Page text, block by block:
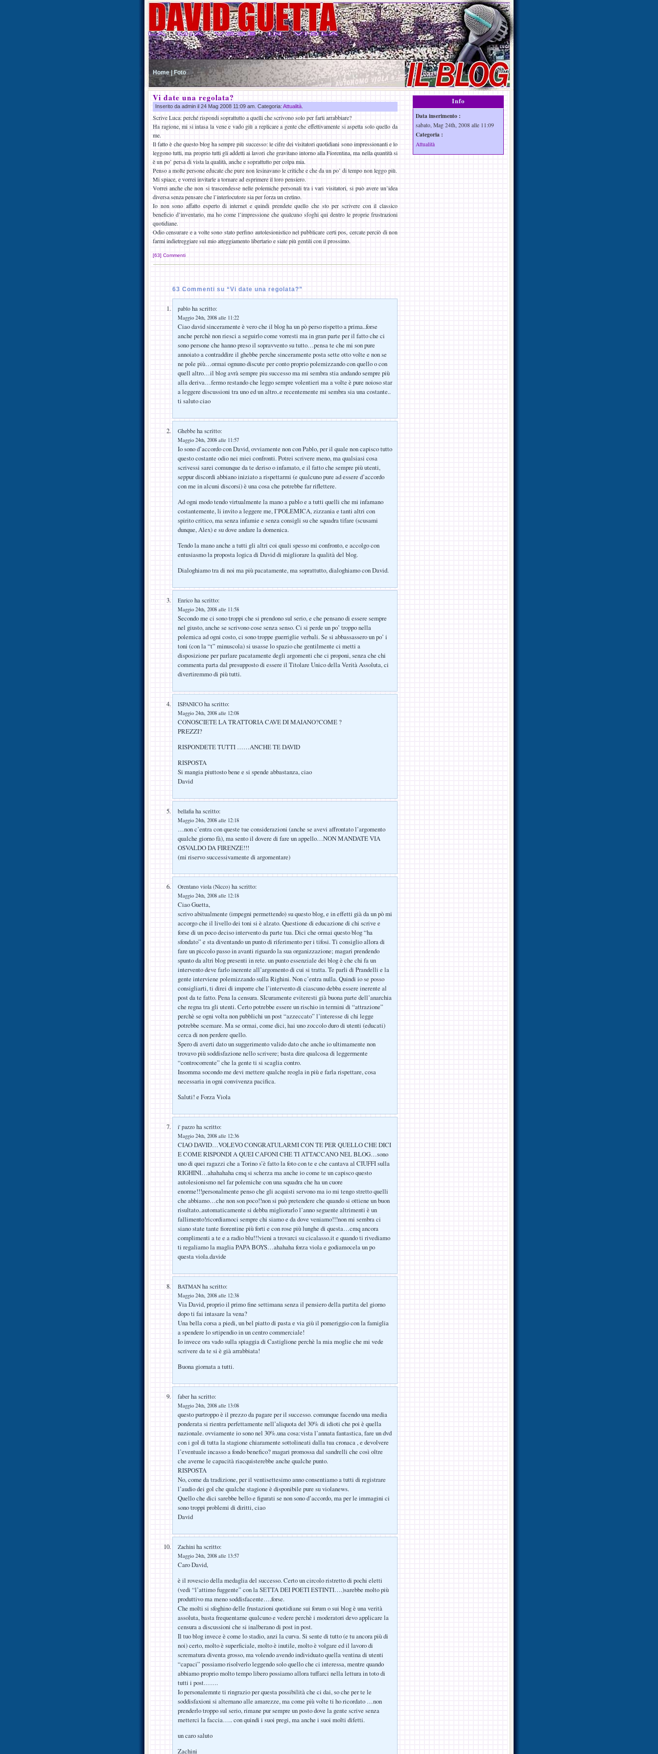
Home | Foto
Vi date una regolata?
Inserito da admin il 24 Mag 2008 11:09 am. Categoria: Attualità
Scrive Luca: perché rispondi soprattutto a quelli che scrivono solo per farti arrabbiare?
Ha ragione, mi si intasa la vene e vado giù a replicare a gente che effettivamente si aspetta solo quello da
me.
Il fatto è che questo blog ha sempre più successo: le cifre dei visitatori quotidiani sono impressionanti e lo
leggono tutti, ma proprio tutti gli addetti ai lavori che gravitano intorno alla Fiorentina, ma nella quantità si
è un po’ persa di vista la qualità, anche e soprattutto per colpa mia.
Penso a molte persone educate che pure non lesinavano le critiche e che da un po’ di tempo non leggo più.
Mi spiace, e vorrei invitarle a tornare ad esprimere il loro pensiero.
Vorrei anche che non si trascendesse nelle polemiche personali tra i vari visitatori, si può avere un’idea
diversa senza pensare che l’interlocutore sia per forza un cretino.
Io non sono affatto esperto di internet e quindi prendete quello che sto per scrivere con il classico
beneficio d’inventario, ma ho come l’impressione che qualcuno sfoghi qui dentro le proprie frustrazioni
quotidiane.
Odio censurare e a volte sono stato perfino autolesionistico nel pubblicare certi pos, cercate perciò di non
farmi indietreggiare sul mio atteggiamento libertario e siate più gentili con il prossimo.
[63] Commenti
63 Commenti su “Vi date una regolata?”
pablo ha scritto:
Maggio 24th, 2008 alle 11:22
Ciao david sinceramente è vero che il blog ha un pò perso rispetto a prima..forse
anche perchè non riesci a seguirlo come vorresti ma in gran parte per il fatto che ci
sono persone che hanno preso il sopravvento su tutto…pensa te che mi son pure
annoiato a contraddire il ghebbe perche sinceramente posta sette otto volte e non se
ne pole più…ormai ognuno discute per conto proprio polemizzando con quello o con
quell altro…il blog avrà sempre piu successo ma mi sembra stia andando sempre più
alla deriva…fermo restando che leggo sempre volentieri ma a volte è pure noioso star
a leggere discussioni tra uno ed un altro..e recentemente mi sembra sia una costante..
ti saluto ciao
Ghebbe ha scritto:
Maggio 24th, 2008 alle 11:57
Io sono d’accordo con David, ovviamente non con Pablo, per il quale non capisco tutto
questo costante odio nei miei confronti. Potrei scrivere meno, ma qualsiasi cosa
scrivessi sarei comunque da te deriso o infamato, e il fatto che sempre più utenti,
seppur discordi abbiano iniziato a rispettarmi (e qualcuno pure ad essere d’accordo
con me in alcuni discorsi) è una cosa che potrebbe far riflettere.
Ad ogni modo tendo virtualmente la mano a pablo e a tutti quelli che mi infamano
costantemente, li invito a leggere me, I’POLEMICA, zizzania e tanti altri con
spirito critico, ma senza infamie e senza consigli su che squadra tifare (scusami
dunque, Alex) e su dove andare la domenica.
Tendo la mano anche a tutti gli altri coi quali spesso mi confronto, e accolgo con
entusiasmo la proposta logica di David di migliorare la qualità del blog.
Dialoghiamo tra di noi ma più pacatamente, ma soprattutto, dialoghiamo con David.
Enrico ha scritto:
Maggio 24th, 2008 alle 11:58
Secondo me ci sono troppi che si prendono sul serio, e che pensano di essere sempre
nel giusto, anche se scrivono cose senza senso. Ci si perde un po’ troppo nella
polemica ad ogni costo, ci sono troppe guerriglie verbali. Se si abbassassero un po’ i
toni (con la “t” minuscola) si usasse lo spazio che gentilmente ci metti a
disposizione per parlare pacatamente degli argomenti che ci proponi, senza che chi
commenta parta dal presupposto di essere il Titolare Unico della Verità Assoluta, ci
divertiremmo di più tutti.
ISPANICO ha scritto:
Maggio 24th, 2008 alle 12:08
CONOSCIETE LA TRATTORIA CAVE DI MAIANO?COME ?
PREZZI?
RISPONDETE TUTTI ……ANCHE TE DAVID
RISPOSTA
Si mangia piuttosto bene e si spende abbastanza, ciao
David
bellafia ha scritto:
Maggio 24th, 2008 alle 12:18
…non c’entra con queste tue considerazioni (anche se avevi affrontato l’argomento
qualche giorno fà), ma sento il dovere di fare un appello…NON MANDATE VIA
OSVALDO DA FIRENZE!!!
(mi riservo successivamente di argomentare)
Orentano viola (Nicco) ha scritto:
Maggio 24th, 2008 alle 12:18
Ciao Guetta,
scrivo abitualmente (impegni permettendo) su questo blog, e in effetti già da un pò mi
accorgo che il livello dei toni si è alzato. Questione di educazione di chi scrive e
forse di un poco deciso intervento da parte tua. Dici che ormai questo blog “ha
sfondato” e sta diventando un punto di riferimento per i tifosi. Ti consiglio allora di
fare un piccolo passo in avanti riguardo la sua organizzazione; magari prendendo
spunto da altri blog presenti in rete. un punto essenziale dei blog è che chi fa un
intervento deve farlo inerente all’argomento di cui si tratta. Te parli di Prandelli e la
gente interviene polemizzando sulla Righini. Non c’entra nulla. Quindi io se posso
consigliarti, ti direi di imporre che l’intervento di ciascuno debba essere inerente al
post da te fatto. Pena la censura. SIcuramente eviteresti già buona parte dell’anarchia
che regna tra gli utenti. Certo potrebbe essere un rischio in termini di “attrazione”
perchè se ogni volta non pubblichi un post “azzeccato” l’interesse di chi legge
potrebbe scemare. Ma se ormai, come dici, hai uno zoccolo duro di utenti (educati)
cerca di non perdere quello.
Spero di averti dato un suggerimento valido dato che anche io ultimamente non
trovavo più soddisfazione nello scrivere; basta dire qualcosa di leggermente
“controcorrente” che la gente ti si scaglia contro.
Insomma socondo me devi mettere qualche reogla in più e farla rispettare, cosa
necessaria in ogni convivenza pacifica.
Saluti! e Forza Viola
i' pazzo ha scritto:
Maggio 24th, 2008 alle 12:36
CIAO DAVID…VOLEVO CONGRATULARMI CON TE PER QUELLO CHE DICI
E COME RISPONDI A QUEI CAFONI CHE TI ATTACCANO NEL BLOG…sono
uno di quei ragazzi che a Torino s’è fatto la foto con te e che cantava al CIUFFI sulla
RIGHINI…ahahahaha cmq si scherza ma anche io come te un capisco questo
autolesionismo nel far polemiche con una squadra che ha un cuore
enorme!!!personalmente penso che gli acquisti servono ma io mi tengo stretto quelli
che abbiamo…che non son poco!!non si può pretendere che quando si ottiene un buon
risultato..automaticamente si debba migliorarlo l’anno seguente altrimenti è un
fallimento!ricordiamoci sempre chi siamo e da dove veniamo!!!non mi sembra ci
siano state tante fiorentine più forti e con rose più lunghe di questa…cmq ancora
complimenti a te e a radio blu!!!vieni a trovarci su cicalasso.it e quando ti rivediamo
ti regaliamo la maglia PAPA BOYS…ahahaha forza viola e godiamocela un po
questa viola.davide
BATMAN ha scritto:
Maggio 24th, 2008 alle 12:38
Via David, proprio il primo fine settimana senza il pensiero della partita del giorno
dopo ti fai intasare la vena?
Una bella corsa a piedi, un bel piatto di pasta e via giù il pomeriggio con la famiglia
a spendere lo srtipendio in un centro commerciale!
Io invece ora vado sulla spiaggia di Castiglione perchè la mia moglie che mi vede
scrivere da te si è già arrabbiata!
Buona giornata a tutti.
faber ha scritto:
Maggio 24th, 2008 alle 13:08
questo purtroppo è il prezzo da pagare per il successo. comunque facendo una media
ponderata si rientra perfettamente nell’aliquota del 30% di idioti che poi è quella
nazionale. ovviamente io sono nel 30%.una cosa:vista l’annata fantastica, fare un dvd
con i gol di tutta la stagione chiaramente sottolineati dalla tua cronaca , e devolvere
l’eventuale incasso a fondo benefico? magari promossa dal sandrelli che così oltre
che averne le capacità riacquisterebbe anche qualche punto.
RISPOSTA
No, come da tradizione, per il ventisettesimo anno consentiamo a tutti di registrare
l’audio dei gol che qualche stagione è disponibile pure su violanews.
Quello che dici sarebbe bello e figurati se non sono d’accordo, ma per le immagini ci
sono troppi problemi di diritti, ciao
David
Zachini ha scritto:
Maggio 24th, 2008 alle 13:57
Caro David,
è il rovescio della medaglia del successo. Certo un circolo ristretto di pochi eletti
(vedi “l’attimo fuggente” con la SETTA DEI POETI ESTINTI….)sarebbe molto più
produttivo ma meno soddisfacente….forse.
Che molti si sfoghino delle frustazioni quotidiane sui forum o sui blog è una verità
assoluta, basta frequentarne qualcuno e vedere perchè i moderatori devo applicare la
censura a discussioni che si inalberano di post in post.
Il tuo blog invece è come lo stadio, anzi la curva. Si sente di tutto (e tu ancora più di
noi) certo, molto è superficiale, molto è inutile, molto è volgare ed il lavoro di
scrematura diventa grosso, ma volendo avendo individuato quella ventina di utenti
“capaci” possiamo risolverlo leggendo solo quello che ci interessa, mentre quando
abbiamo proprio molto tempo libero possiamo allora tuffarci nella lettura in toto di
tutti i post…….
Io personalemnte ti ringrazio per questa possibilità che ci dai, so che per te le
soddisfaxioni si alternano alle amarezze, ma come più volte ti ho ricordato …non
prenderlo troppo sul serio, rimane pur sempre un posto dove la gente scrive senza
metterci la faccia….. con quindi i suoi pregi, ma anche i suoi molti difetti.
un caro saluto
Zachini
Info
Data inserimento :
sabato, Mag 24th, 2008 alle 11:09
Categoria :
Attualità